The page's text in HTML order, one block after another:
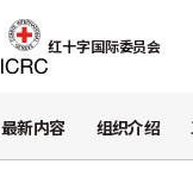
红十字国际委员会
最新内容 组织介绍